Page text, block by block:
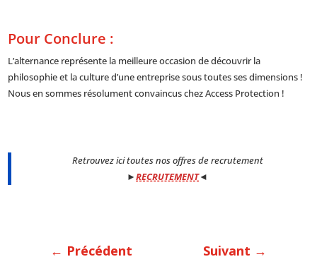
Pour Conclure :
L’alternance représente la meilleure occasion de découvrir la
philosophie et la culture d’une entreprise sous toutes ses dimensions !
Nous en sommes résolument convaincus chez Access Protection !
Retrouvez ici toutes nos offres de recrutement
►RECRUTEMENT◄
← Précédent Suivant →